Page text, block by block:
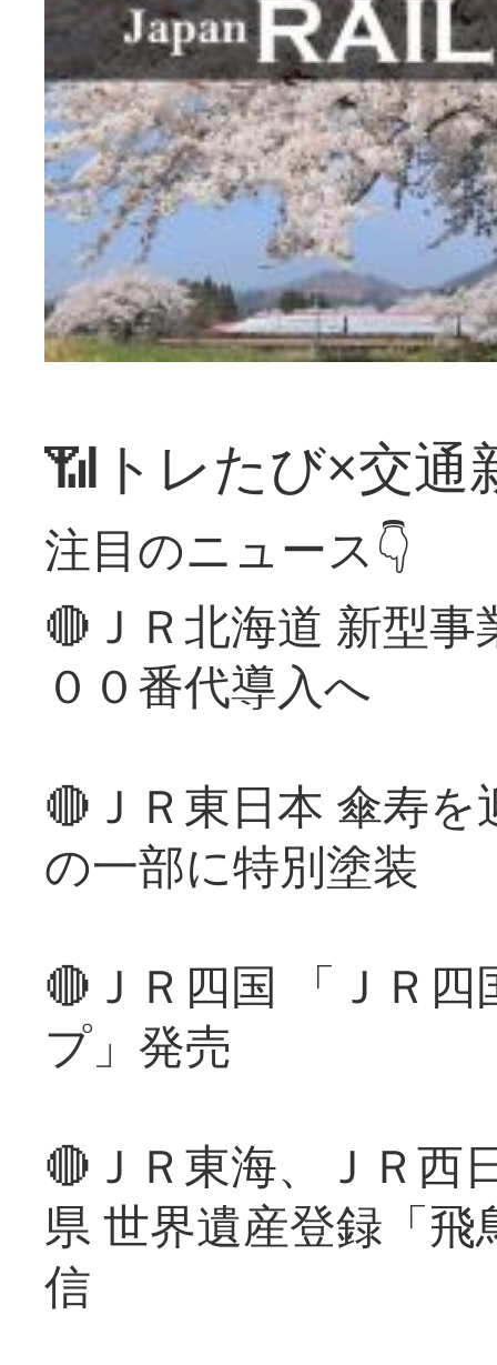
📶トレたび×交通
注目のニュース👇
🔴ＪＲ北海道 新型
００番代導入へ
🔴ＪＲ東日本 傘寿
の一部に特別塗装
🔴ＪＲ四国 「ＪＲ
プ」発売
🔴ＪＲ東海、ＪＲ西
県 世界遺産登録「
信